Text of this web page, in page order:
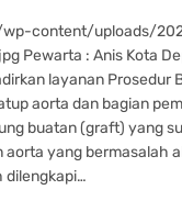
content/uploads/
Pewarta : Anis Kota
layanan Prosedur
aorta dan bagian
buatan (graft) yang
aorta yang bermasalah
dilengkapi…